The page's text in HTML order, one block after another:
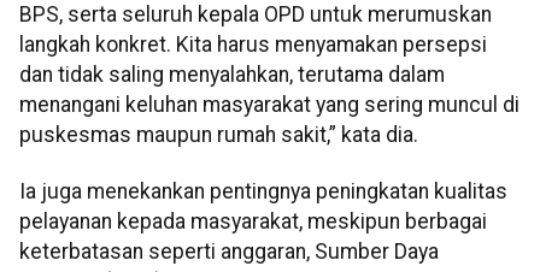
BPS, serta seluruh kepala OPD untuk merumuskan
langkah konkret. Kita harus menyamakan persepsi
dan tidak saling menyalahkan, terutama dalam
menangani keluhan masyarakat yang sering muncul di
puskesmas maupun rumah sakit,” kata dia.
Ia juga menekankan pentingnya peningkatan kualitas
pelayanan kepada masyarakat, meskipun berbagai
keterbatasan seperti anggaran, Sumber Daya